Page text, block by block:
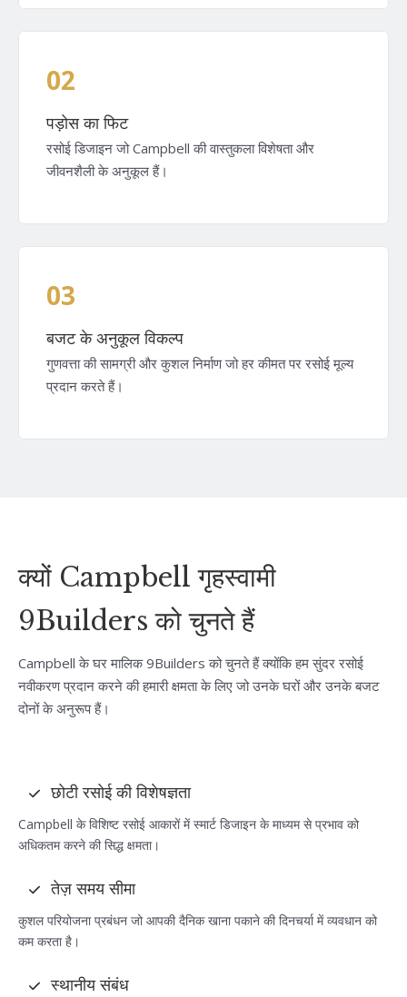
02
पड़ोस का फिट
रसोई डिजाइन जो Campbell की वास्तुकला विशेषता और
जीवनशैली के अनुकूल हैं।
03
बजट के अनुकूल विकल्प
गुणवत्ता की सामग्री और कुशल निर्माण जो हर कीमत पर रसोई मूल्य
प्रदान करते हैं।
क्यों Campbell गृहस्वामी
9Builders को चुनते हैं
Campbell के घर मालिक 9Builders को चुनते हैं क्योंकि हम सुंदर रसोई
नवीकरण प्रदान करने की हमारी क्षमता के लिए जो उनके घरों और उनके बजट
दोनों के अनुरूप हैं।
छोटी रसोई की विशेषज्ञता
Campbell के विशिष्ट रसोई आकारों में स्मार्ट डिजाइन के माध्यम से प्रभाव को
अधिकतम करने की सिद्ध क्षमता।
तेज़ समय सीमा
कुशल परियोजना प्रबंधन जो आपकी दैनिक खाना पकाने की दिनचर्या में व्यवधान को
कम करता है।
स्थानीय संबंध